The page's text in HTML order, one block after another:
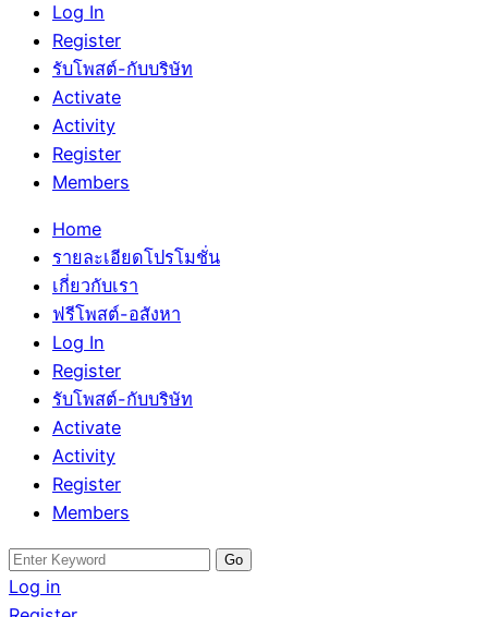
Log In
Register
รับโพสต์-กับบริษัท
Activate
Activity
Register
Members
Home
รายละเอียดโปรโมชั่น
เกี่ยวกับเรา
ฟรีโพสต์-อสังหา
Log In
Register
รับโพสต์-กับบริษัท
Activate
Activity
Register
Members
Search
for:
Log in